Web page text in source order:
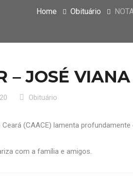
Home Obituário
– JOSÉ
Obituário
(CAACE) lamenta
com a família e amigos.